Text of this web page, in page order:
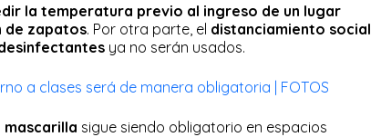
la temperatura previo al ingreso de un lugar
de zapatos. Por otra parte, el distanciamiento social
ya no serán usados.
a clases será de manera obligatoria | FOTOS
mascarilla sigue siendo obligatorio en espacios